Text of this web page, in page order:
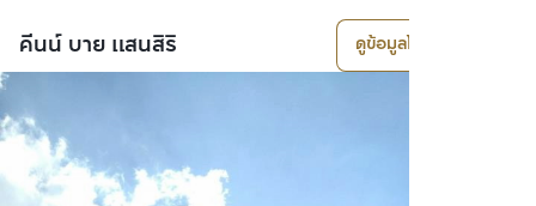
คีนน์ บาย แสนสิริ ดูข้อมูลโครงการ